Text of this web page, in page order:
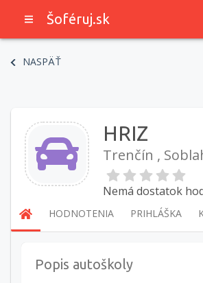
Šoféruj.sk
NASPÄŤ
HRIZ
Trenčín ,
Nemá dostatok
HODNOTENIA PRIHLÁŠKA
Popis autoškoly